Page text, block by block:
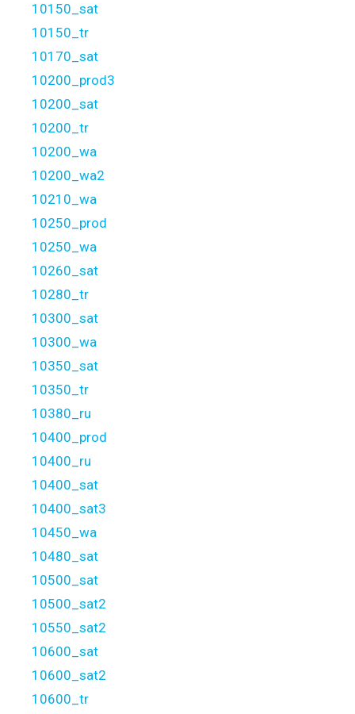
10150_sat
10150_tr
10170_sat
10200_prod3
10200_sat
10200_tr
10200_wa
10200_wa2
10210_wa
10250_prod
10250_wa
10260_sat
10280_tr
10300_sat
10300_wa
10350_sat
10350_tr
10380_ru
10400_prod
10400_ru
10400_sat
10400_sat3
10450_wa
10480_sat
10500_sat
10500_sat2
10550_sat2
10600_sat
10600_sat2
10600_tr